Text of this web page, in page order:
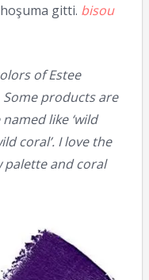
gitti. bisou
of Estee
products are
like ‘wild
coral’. I love the
and coral